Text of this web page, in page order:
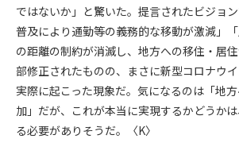
会員規約
ではないか」と驚いた。提言されたビジョ
普及により通勤等の義務的な移動が激減」
の距離の制約が消滅し、地方への移住・居
部修正されたものの、まさに新型コロナウ
実際に起こった現象だ。気になるのは「地
加」だが、これが本当に実現するかどうか
る必要がありそうだ。〈K〉
第2条（規約の変更）
本規約は、会員の了承を得ることなく、随
あります。変更内容は、建設資料館WEB上
ちに全ての会員が了承したものとみなします
第4条（会員審査および資格の取り消し）
会員とは、本規約を承諾の上、所定の会員
後、管理者がこれを承認した者をいいます。